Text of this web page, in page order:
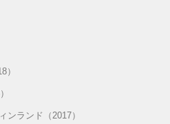
）
ンランド（2017）